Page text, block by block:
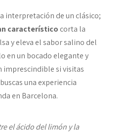
interpretación de un clásico;
característico corta la
y eleva el sabor salino del
en un bocado elegante y
imprescindible si visitas
una experiencia
en Barcelona.
el ácido del limón y la